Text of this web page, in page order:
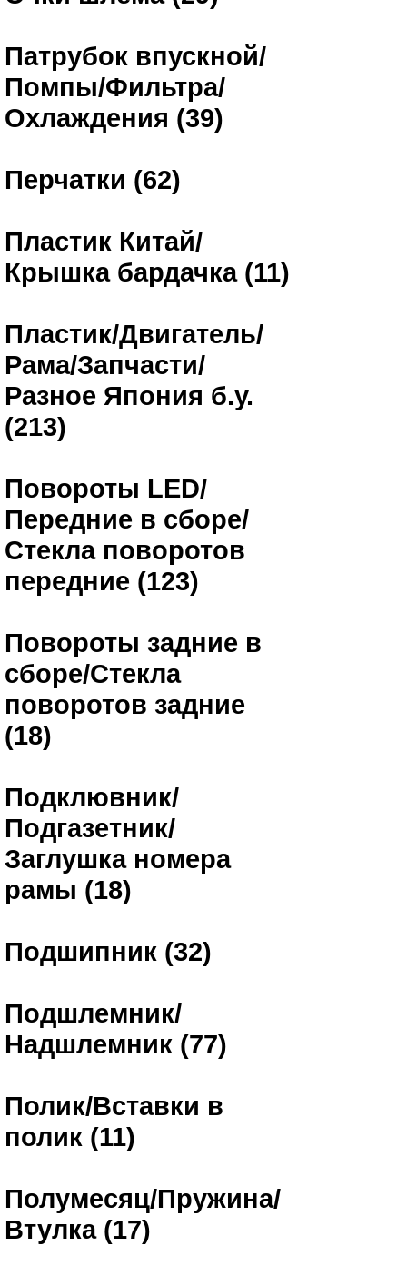
Патрубок впускной/
Помпы/Фильтра/
Охлаждения (39)
Перчатки (62)
Пластик Китай/
Крышка бардачка (11)
Пластик/Двигатель/
Рама/Запчасти/
Разное Япония б.у.
(213)
Повороты LED/
Передние в сборе/
Стекла поворотов
передние (123)
Повороты задние в
сборе/Стекла
поворотов задние
(18)
Подклювник/
Подгазетник/
Заглушка номера
рамы (18)
Подшипник (32)
Подшлемник/
Надшлемник (77)
Полик/Вставки в
полик (11)
Полумесяц/Пружина/
Втулка (17)